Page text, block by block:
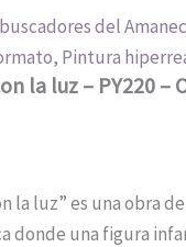
del
, Pintura
la luz – PY220 –
la luz” es una obra
donde una figura